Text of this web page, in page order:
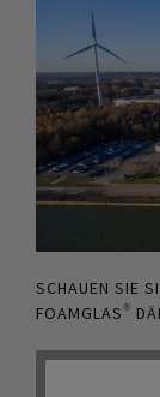
SCHAUEN SIE
FOAMGLAS®